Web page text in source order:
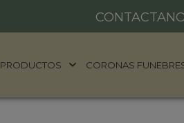
PRODUCTOS CORONAS